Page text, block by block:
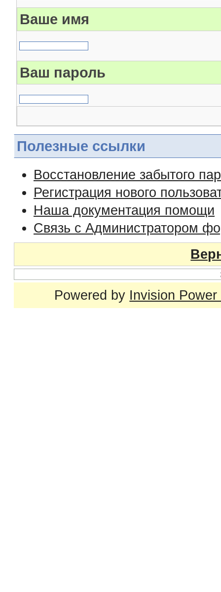
Ваше имя
Ваш пароль
Полезные ссылки
Восстановление забытого
Регистрация нового
Наша документация помощи
Связь с Администратором
Powered by Invision Power